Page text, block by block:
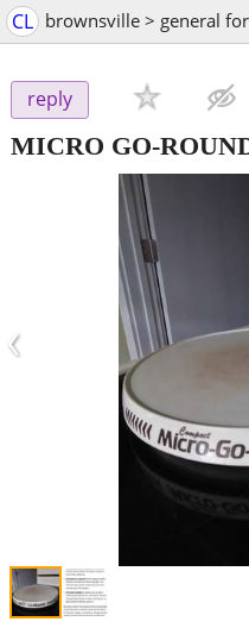
CL brownsville > general
reply
MICRO GO-
‹